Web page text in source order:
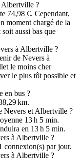
Albertville ?
74,98 €. Cependant,
moment chargé de la
aussi bas que
à Albertville ?
de Nevers à
le moins cher
le plus tôt possible et
en bus ?
km.
Nevers et Albertville ?
13 h 5 min.
en 13 h 5 min.
à Albertville ?
connexion(s) par jour.
à Albertville ?